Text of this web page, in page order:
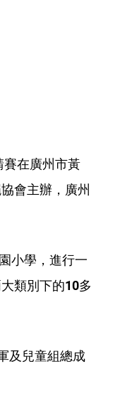
賽在廣州市黃
會主辦，廣州
小學，進行一
類別下的10多
及兒童組總成